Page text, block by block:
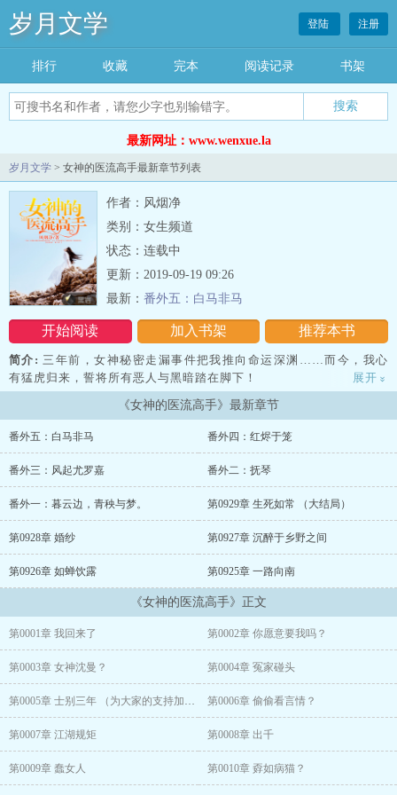
岁月文学 登陆 注册
排行 收藏 完本 阅读记录 书架
最新网址：www.wenxue.la
岁月文学 > 女神的医流高手最新章节列表
作者：风烟净
类别：女生频道
状态：连载中
开始阅读 加入书架 推荐本书
更新：2019-09-19 09:26
最新： 番外五：白马非马
简介: 三年前，女神秘密走漏事件把我推向命运深渊……而今，我心
有猛虎归来，誓将所有恶人与黑暗踏在脚下！
【南山有猛虎！一啸天下知！】作者本人Q：470989647作者书友Q
群：108890541作者微信：dm1142248525可入群
展开 »
《女神的医流高手》最新章节
番外五：白马非马 番外四：红烬于笼
番外三：风起尤罗嘉 番外二：抚琴
番外一：暮云边，青秧与梦。 第0929章 生死如常 （大结局）
第0928章 婚纱 第0927章 沉醉于乡野之间
第0926章 如蝉饮露 第0925章 一路向南
《女神的医流高手》正文
第0001章 我回来了 第0002章 你愿意要我吗？
第0003章 女神沈曼？ 第0004章 冤家碰头
第0005章 士别三年 （为大家的支持加更！） 第0006章 偷偷看言情？
第0007章 江湖规矩 第0008章 出千
第0009章 蠢女人 第0010章 孬如病猫？